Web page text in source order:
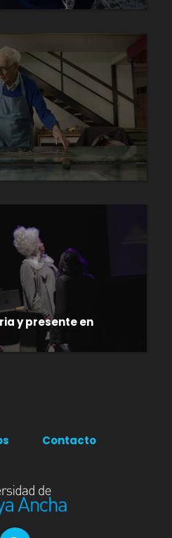
y presente en
Contacto